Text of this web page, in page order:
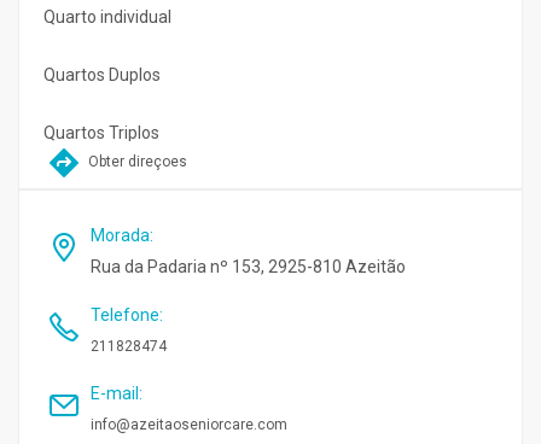
Quarto individual
Quartos Duplos
Quartos Triplos
Obter direçoes
Morada:
Rua da Padaria nº 153, 2925-810 Azeitão
Telefone:
211828474
E-mail :
info@azeitaoseniorcare.com